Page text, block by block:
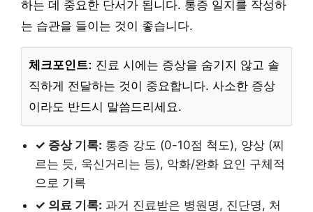
하는 데 중요한 단서가 됩니다. 통증 일지를 작성하
는 습관을 들이는 것이 좋습니다.
체크포인트: 진료 시에는 증상을 숨기지 않고 솔
직하게 전달하는 것이 중요합니다. 사소한 증상
이라도 반드시 말씀드리세요.
✓ 증상 기록: 통증 강도 (0-10점 척도), 양상 (찌
르는 듯, 욱신거리는 등), 악화/완화 요인 구체적
으로 기록
✓ 의료 기록: 과거 진료받은 병원명, 진단명, 처